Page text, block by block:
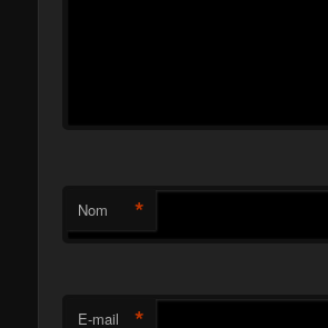
Nom *
E-mail *